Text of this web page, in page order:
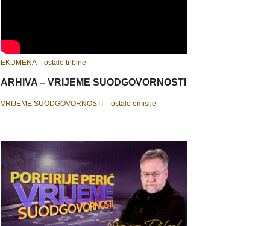
EKUMENA – ostale tribine
ARHIVA – VRIJEME SUODGOVORNOSTI
VRIJEME SUODGOVORNOSTI – ostale emisije